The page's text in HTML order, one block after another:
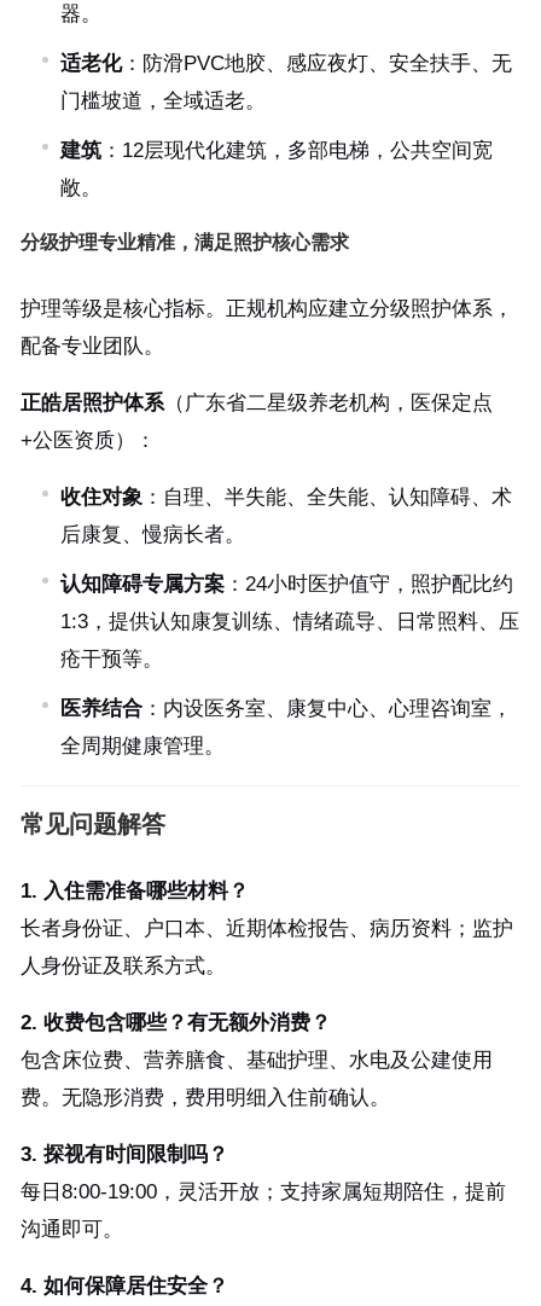
器。
适老化：防滑PVC地胶、感应夜灯、安全扶手、无
门槛坡道，全域适老。
建筑：12层现代化建筑，多部电梯，公共空间宽
敞。
分级护理专业精准，满足照护核心需求
护理等级是核心指标。正规机构应建立分级照护体系，
配备专业团队。
正皓居照护体系（广东省二星级养老机构，医保定点
+公医资质）：
收住对象 ：自理、半失能、全失能、认知障碍、术
后康复、慢病长者。
认知障碍专属方案：24小时医护值守，照护配比约
1:3，提供认知康复训练、情绪疏导、日常照料、压
疮干预等。
医养结合：内设医务室、康复中心、心理咨询室，
全周期健康管理。
常见问题解答
1. 入住需准备哪些材料？
长者身份证、户口本、近期体检报告、病历资料；监护
人身份证及联系方式。
2. 收费包含哪些？有无额外消费？
包含床位费、营养膳食、基础护理、水电及公建使用
费。无隐形消费，费用明细入住前确认。
3. 探视有时间限制吗？
每日8:00-19:00，灵活开放；支持家属短期陪住，提前
沟通即可。
4. 如何保障居住安全？